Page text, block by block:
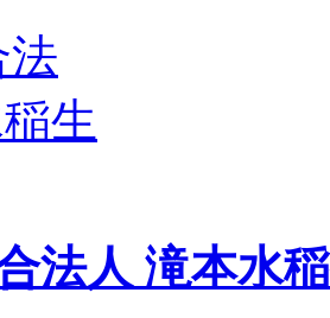
法人 滝本水